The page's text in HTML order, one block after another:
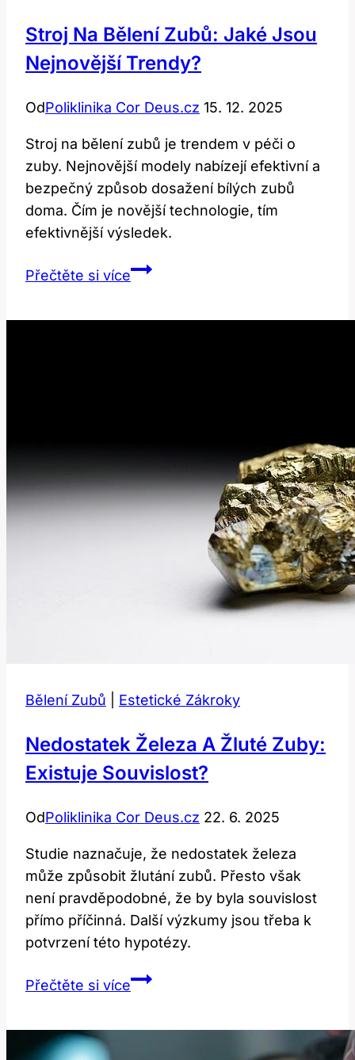
Stroj Na Bělení Zubů: Jaké Jsou
Nejnovější Trendy?
OdPoliklinika Cor Deus.cz 15. 12. 2025
Stroj na bělení zubů je trendem v péči o
zuby. Nejnovější modely nabízejí efektivní a
bezpečný způsob dosažení bílých zubů
doma. Čím je novější technologie, tím
efektivnější výsledek.
Přečtěte si víceStroj
Bělení Zubů Estetické Zákroky
Nedostatek Železa A Žluté Zuby:
Existuje Souvislost?
OdPoliklinika Cor Deus.cz 22. 6. 2025
Studie naznačuje, že nedostatek železa
může způsobit žlutání zubů. Přesto však
není pravděpodobné, že by byla souvislost
přímo příčinná. Další výzkumy jsou třeba k
potvrzení této hypotézy.
Přečtěte si víceNedostatek